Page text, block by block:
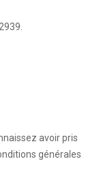
avoir pris
générales